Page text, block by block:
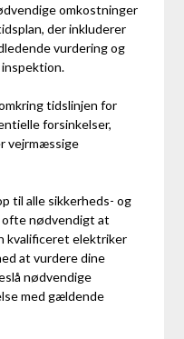
omkostninger
der inkluderer
vurdering og
tidslinjen for
forsinkelser,
vejrmæssige
til alle sikkerheds- og
ofte nødvendigt at
kvalificeret elektriker
at vurdere dine
nødvendige
med gældende